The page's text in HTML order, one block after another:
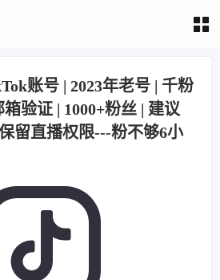
账号 | 2023年老号 | 千粉
验证 | 1000+粉丝 | 建议
留直播权限---粉不够6小